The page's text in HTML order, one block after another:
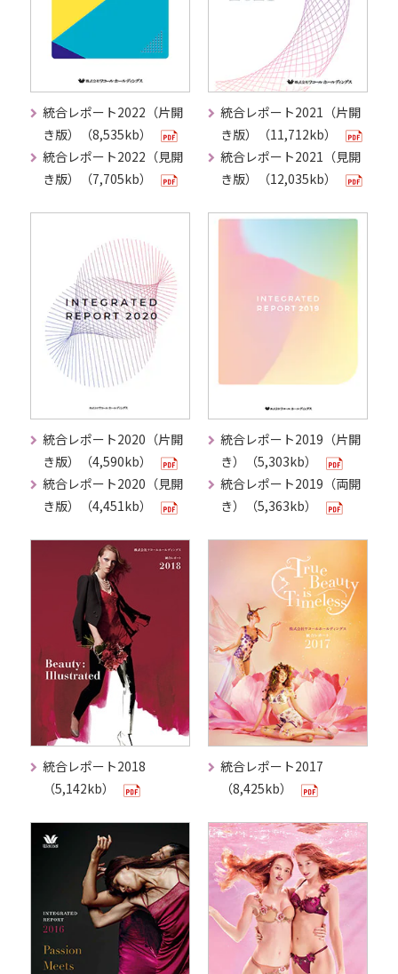
統合レポート2022（片開
き版）（8,535kb）
統合レポート2022（見開
き版）（7,705kb）
統合レポート2021（片開
き版）（11,712kb）
統合レポート2021（見開
き版）（12,035kb）
統合レポート2020（片開
き版）（4,590kb）
統合レポート2020（見開
き版）（4,451kb）
統合レポート2019（片開
き）（5,303kb）
統合レポート2019（両開
き）（5,363kb）
統合レポート2018
（5,142kb）
統合レポート2017
（8,425kb）